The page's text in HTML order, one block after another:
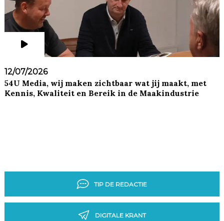
12/07/2026
54U Media, wij maken zichtbaar wat jij maakt, met
Kennis, Kwaliteit en Bereik in de Maakindustrie
TIP DE REDACTIE
DIGITALE KRANT